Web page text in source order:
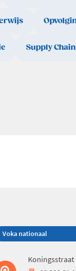
Supply Chain
Koningsstraat